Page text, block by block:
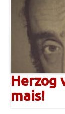
Herzog
mais!